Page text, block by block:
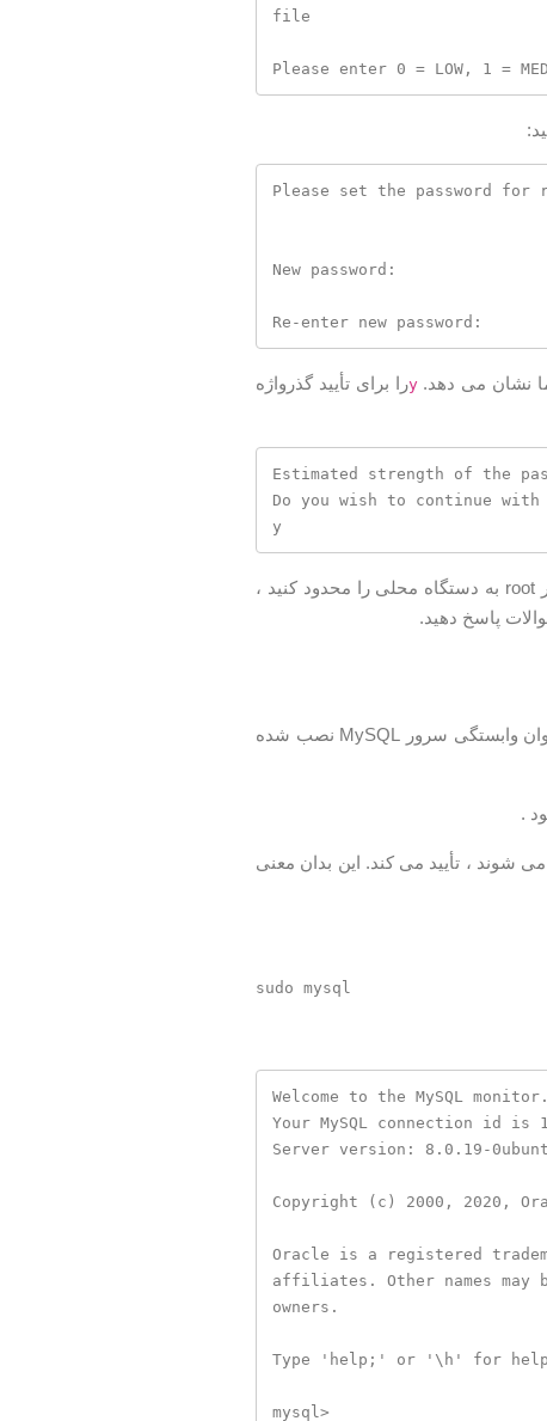
file
Please set the password for
New password:
نشان می دهد.yرا برای تأیید گذرواژه
Estimated strength of the
Do you wish to continue
y
در مرحله بعد ، از شما خواسته می شود تا کاربر ناشناس را حذف کنید ، دسترسی کاربر root به دستگاه محلی را محدود کنید ،
پاسخ دهید.
برای تعامل با سرور MySQL از خط فرمان ، از برنامه سرویس دهنده MySQL که به عنوان وابستگی سرور MySQL نصب شده
.
شوند ، تأیید می کند. این بدان معنی
Welcome to the MySQL
Your MySQL connection id is
Server version: 8.0.19-
Copyright (c) 2000, 2020,
Oracle is a registered
affiliates. Other names may
owners.
Type 'help;' or '\h' for
mysql>